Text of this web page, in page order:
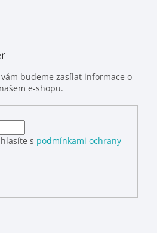
budeme zasílat informace o
e-shopu.
s podmínkami ochrany